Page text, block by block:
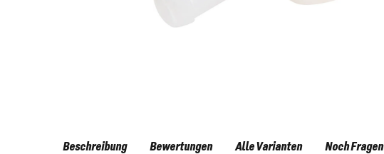
Beschreibung Bewertungen Alle Varianten Noch